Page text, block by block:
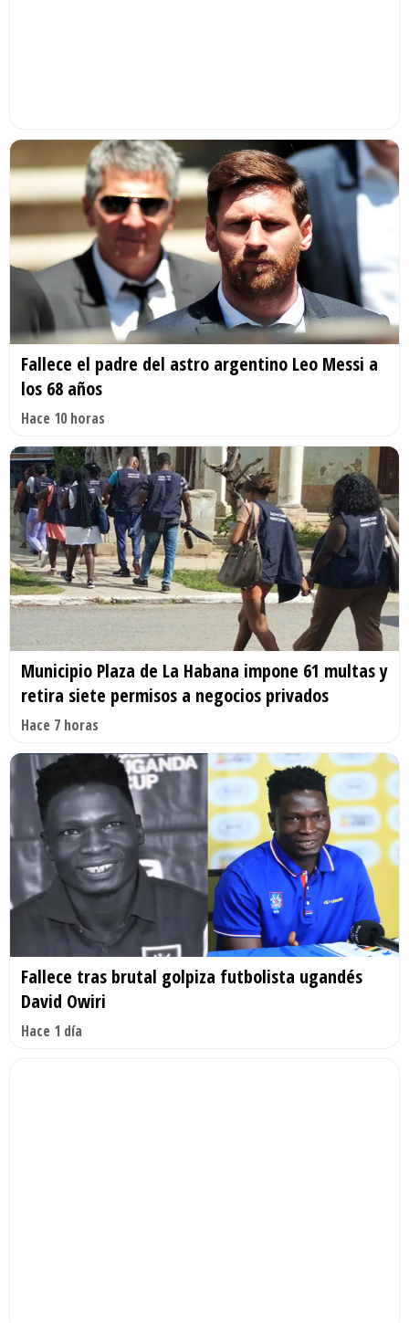
Fallece el padre del astro argentino Leo Messi a
los 68 años
Hace 10 horas
Municipio Plaza de La Habana impone 61 multas y
retira siete permisos a negocios privados
Hace 7 horas
Fallece tras brutal golpiza futbolista ugandés
David Owiri
Hace 1 día